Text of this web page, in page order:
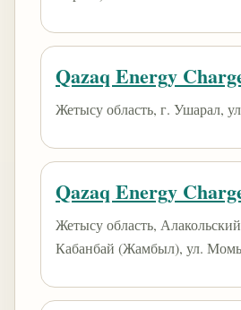
Qazaq Energy
Жетысу область, г. Ушарал,
Qazaq Energy
Жетысу область,
Кабанбай (Жамбыл), ул.